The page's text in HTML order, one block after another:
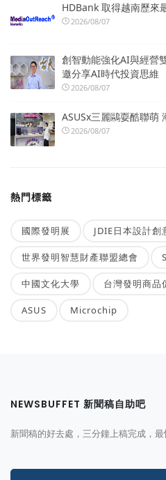
HDBank 取得越南歷來
2026/08/07
創智動能強化AI與經營
邀分享AI時代投資思維
2026/08/07
ASUSx三麗鷗耍酷聯萌
2026/08/07
熱門標籤
國際發明展 JDIE日本設計創
世界發明智慧財產聯盟總會
中國文化大學 台灣發明商品
ASUS Microchip
NEWSBUFFET 新聞稿自助吧
新聞稿的好去處，三分鐘上稿完成，最